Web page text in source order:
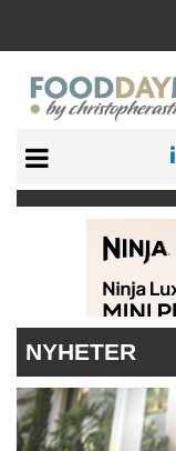
RESTAURANG
NYHETER